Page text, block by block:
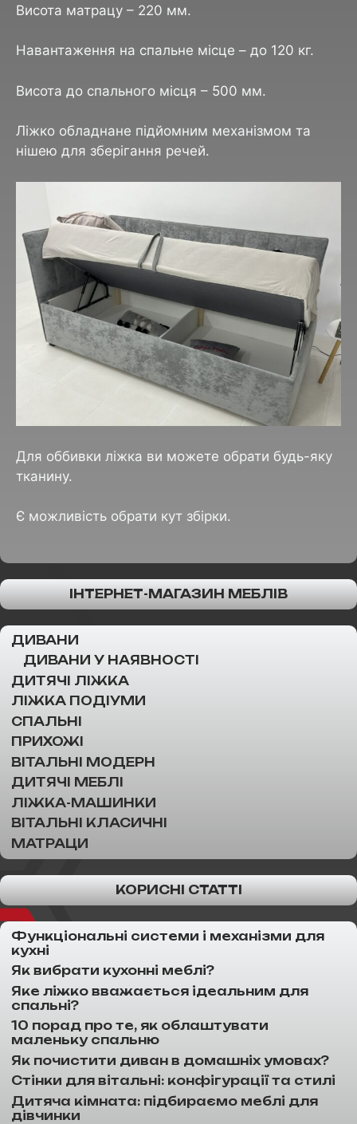
Висота матрацу – 220 мм.
Навантаження на спальне місце – до 120 кг.
Висота до спального місця – 500 мм.
Ліжко обладнане підйомним механізмом та
нішею для зберігання речей.
Для оббивки ліжка ви можете обрати будь-яку
тканину.
Є можливість обрати кут збірки.
ІНТЕРНЕТ-МАГАЗИН МЕБЛІВ
ДИВАНИ
ДИВАНИ У НАЯВНОСТІ
ДИТЯЧІ ЛІЖКА
ЛІЖКА ПОДІУМИ
СПАЛЬНІ
ПРИХОЖІ
ВІТАЛЬНІ МОДЕРН
ДИТЯЧІ МЕБЛІ
ЛІЖКА-МАШИНКИ
ВІТАЛЬНІ КЛАСИЧНІ
МАТРАЦИ
КОРИСНІ СТАТТІ
Функціональні системи і механізми для
кухні
Як вибрати кухонні меблі?
Яке ліжко вважається ідеальним для
спальні?
10 порад про те, як облаштувати
маленьку спальню
Як почистити диван в домашніх умовах?
Стінки для вітальні: конфігурації та стилі
Дитяча кімната: підбираємо меблі для
дівчинки